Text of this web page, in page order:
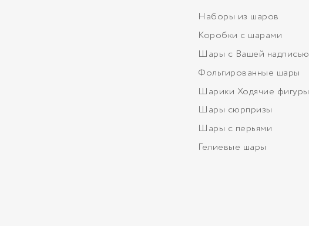
Наборы из шаров
Коробки с шарами
Шары с Вашей надписью
Фольгированные шары
Шарики Ходячие фигуры
Шары сюрпризы
Шары с перьями
Гелиевые шары